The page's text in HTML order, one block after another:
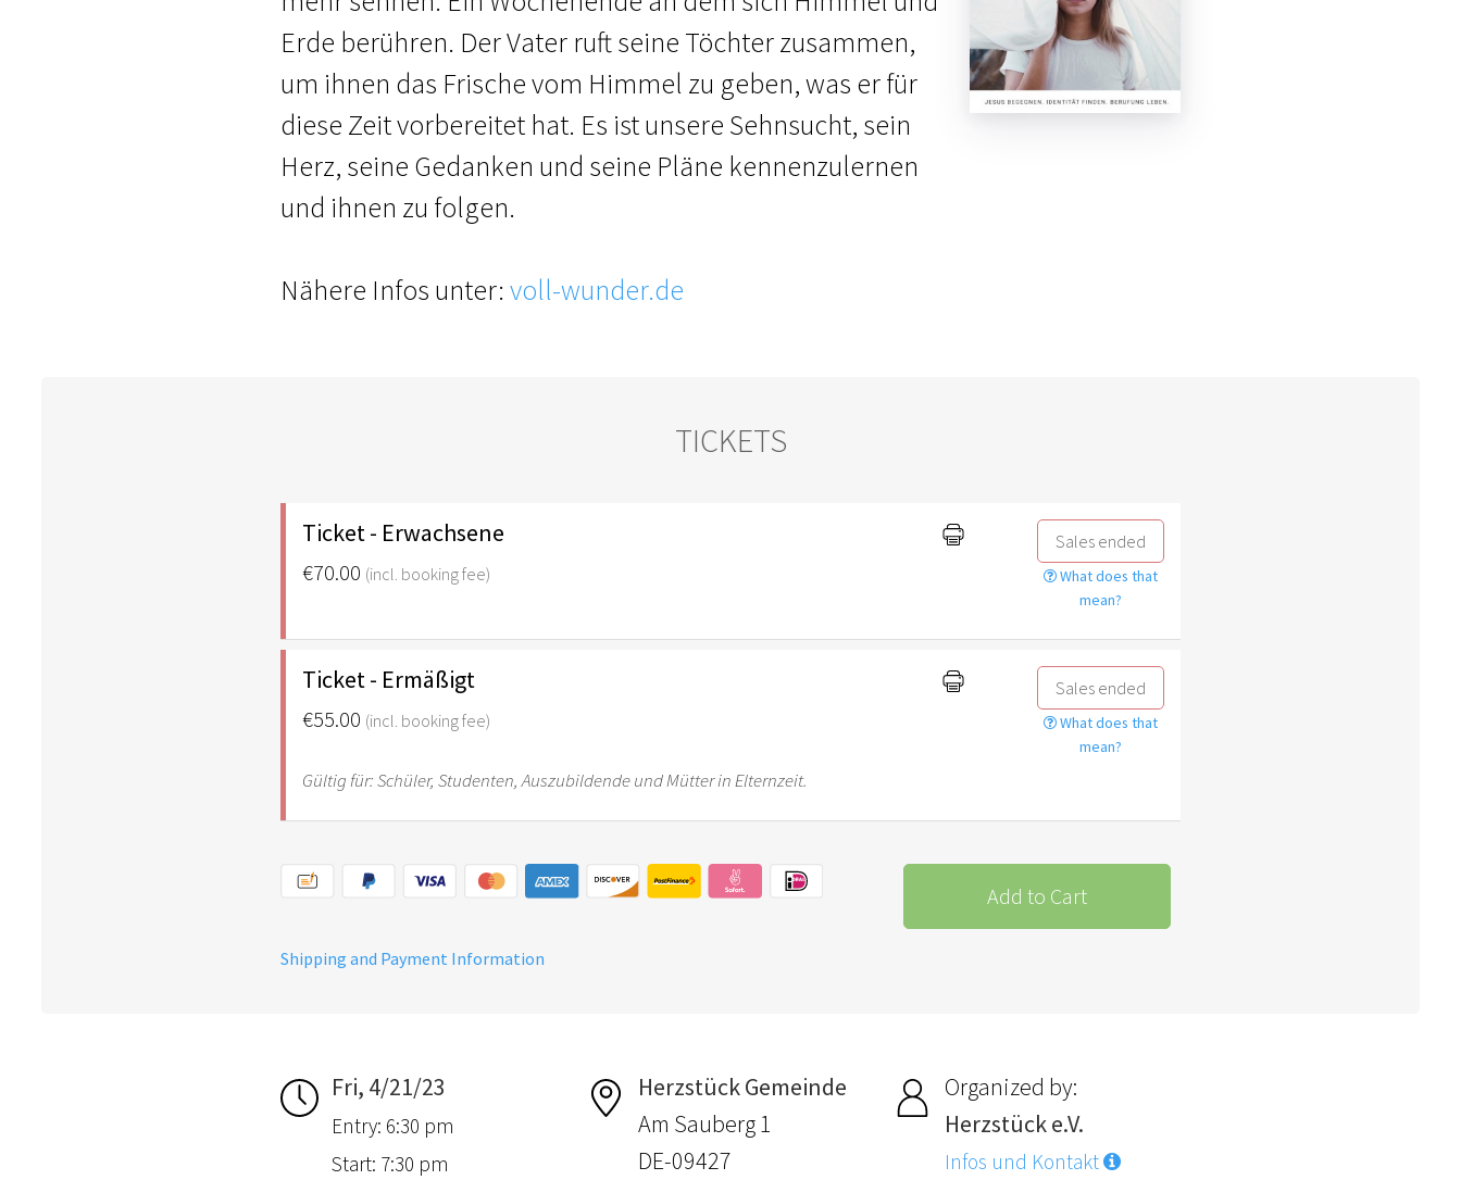
Erde berühren. Der Vater ruft seine Töchter zusammen,
um ihnen das Frische vom Himmel zu geben, was er für
diese Zeit vorbereitet hat. Es ist unsere Sehnsucht, sein
Herz, seine Gedanken und seine Pläne kennenzulernen
und ihnen zu folgen.
Nähere Infos unter:voll-wunder.de
TICKETS
Ticket - Erwachsene
€70.00 (incl. booking fee)
Sales ended
What does that
mean?
Ticket - Ermäßigt
€55.00 (incl. booking fee)
Sales ended
What does that
mean?
Gültig für: Schüler, Studenten, Auszubildende und Mütter in Elternzeit.
Add to Cart
Shipping and Payment Information
Fri, 4/21/23
Entry: 6:30 pm
Start: 7:30 pm
Herzstück Gemeinde
Am Sauberg 1
DE-09427
Organized by:
Herzstück e.V.
Infos und Kontakt